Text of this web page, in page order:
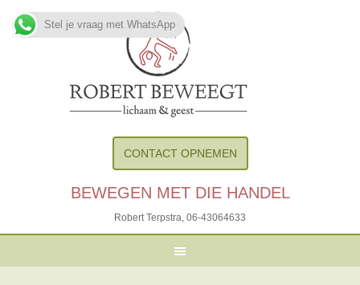
CONTACT OPNEMEN
BEWEGEN MET DIE HANDEL
Robert Terpstra, 06-43064633
Stel je vraag met WhatsApp